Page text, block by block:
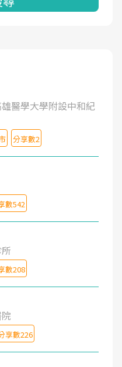
醫學大學附設中和紀
分享數2
數542
數208
享數226